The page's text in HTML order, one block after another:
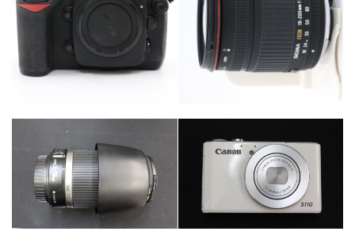
カテゴリー カメラ・レンズ カテゴリー カメラ・レンズ
カテゴリー カメラ・レンズ カテゴリー カメラ・レンズ